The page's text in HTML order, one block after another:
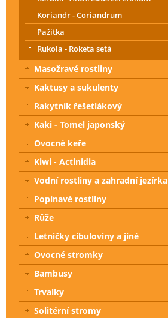
Koriandr - Coriandrum
Pažitka
Rukola - Roketa setá
Masožravé rostliny
Kaktusy a sukulenty
Rakytník řešetlákový
Kaki - Tomel japonský
Ovocné keře
Kiwi - Actinidia
Vodní rostliny a zahradní jezírka
Popínavé rostliny
Růže
Letničky cibuloviny a jiné
Ovocné stromky
Bambusy
Trvalky
Solitérní stromy